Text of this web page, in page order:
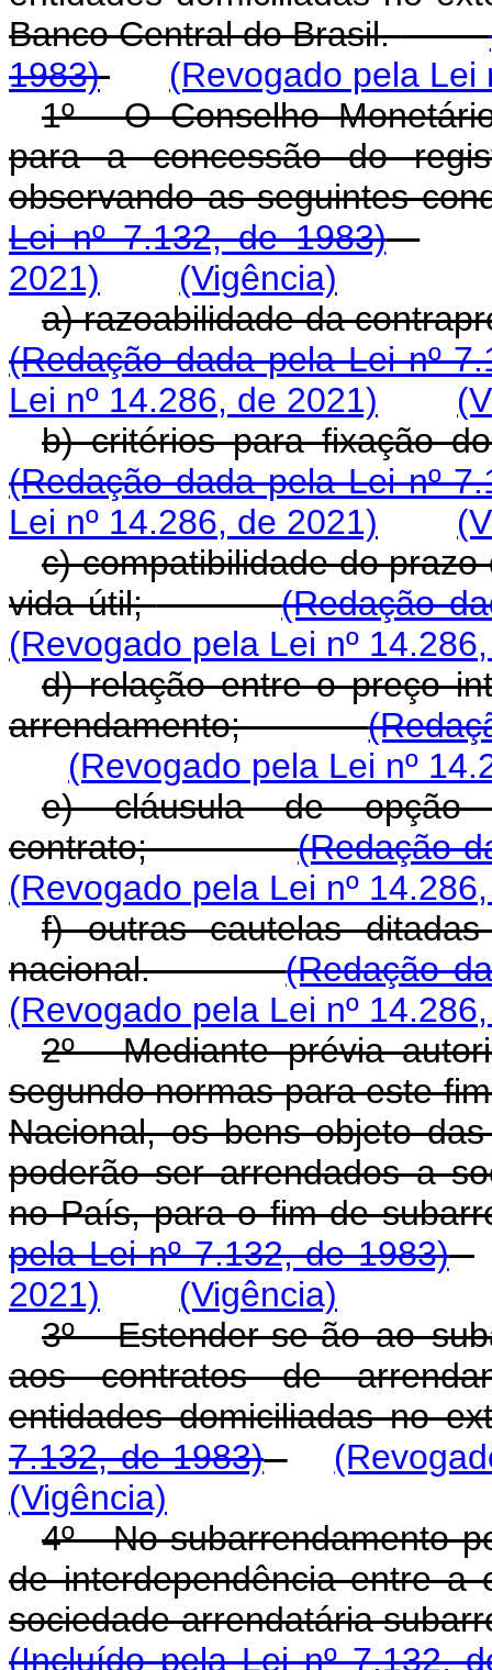
Banco Central do Brasil.
1983)
(Revogado pela Lei
1º - O Conselho
para a concessão do
observando as
Lei nº 7.132, de 1983)
2021)
(Vigência)
a) razoabilidade da
(Redação dada pela Lei nº
Lei nº 14.286, de 2021)
b) critérios para
(Redação dada pela Lei nº
Lei nº 14.286, de 2021)
c) compatibilidade do
vida útil;
(Redação
(Revogado pela Lei nº
d) relação entre o preço
arrendamento;
(Revogado pela Lei nº
e) cláusula de opção
contrato;(Redação
(Revogado pela Lei nº
f) outras cautelas ditadas
nacional.(Redação
(Revogado pela Lei nº
2º - Mediante prévia
segundo normas para este
Nacional, os bens objeto
poderão ser arrendados a
no País, para o fim de
pela Lei nº 7.132, de 1983)
2021)
(Vigência)
3º - Estender-se-ão ao
aos contratos de
entidades
7.132, de 1983)
(Vigência)
4º - No subarrendamento
de interdependência entre a
sociedade arrendatária
(Incluído pela Lei nº 7.132,